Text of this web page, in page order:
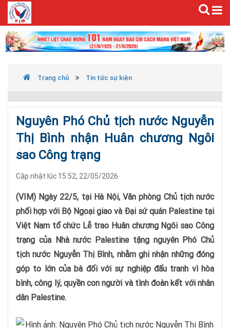
Trang chủ Tin tức sự kiện
Nguyên Phó Chủ tịch nước Nguyễn
Thị Bình nhận Huân chương Ngôi
sao Công trạng
Cập nhật lúc 15:52, 22/05/2026
(VIM) Ngày 22/5, tại Hà Nội, Văn phòng Chủ tịch nước
phối hợp với Bộ Ngoại giao và Đại sứ quán Palestine tại
Việt Nam tổ chức Lễ trao Huân chương Ngôi sao Công
trạng của Nhà nước Palestine tặng nguyên Phó Chủ
tịch nước Nguyễn Thị Bình, nhằm ghi nhận những đóng
góp to lớn của bà đối với sự nghiệp đấu tranh vì hòa
bình, công lý, quyền con người và tình đoàn kết với nhân
dân Palestine.